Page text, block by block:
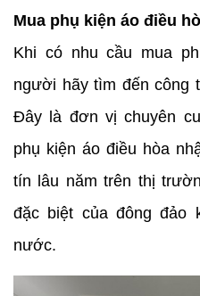
Mua phụ kiện áo điều
Khi có nhu cầu mua
người hãy tìm đến công
Đây là đơn vị chuyên
phụ kiện áo điều hòa
tín lâu năm trên thị
đặc biệt của đông đảo
nước.